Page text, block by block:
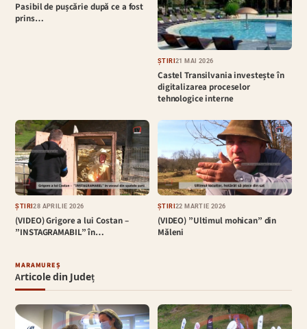
Pasibil de pușcărie după ce a fost
prins…
ȘTIRI21 MAI 2026
Castel Transilvania investește în
digitalizarea proceselor
tehnologice interne
ȘTIRI28 APRILIE 2026
(VIDEO) Grigore a lui Costan –
”INSTAGRAMABIL” în…
ȘTIRI22 MARTIE 2026
(VIDEO) ”Ultimul mohican” din
Măleni
MARAMUREȘ
Articole din Județ